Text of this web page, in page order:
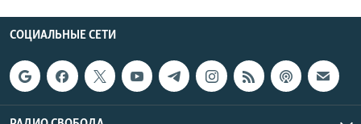
СОЦИАЛЬНЫЕ СЕТИ